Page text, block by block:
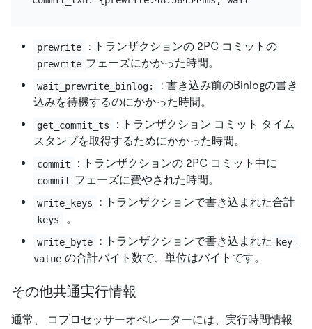
prewrite : トランザクションの 2PC コミットの
prewrite フェーズにかかった時間。
wait_prewrite_binlog:
: 書き込み前のBinlogの書き
込みを待機するのにかかった時間。
get_commit_ts
: トランザクション コミット タイム
スタンプを取得するためにかかった時間。
commit : トランザクションの 2PC コミット中に
commit フェーズに費やされた時間。
write_keys : トランザクションで書き込まれた合計
keys 。
write_byte : トランザクションで書き込まれた key-
value の合計バイト数で、単位はバイトです。
その他共通実行情報
通常、 コプロセッサーオペレーターには、実行時間情報